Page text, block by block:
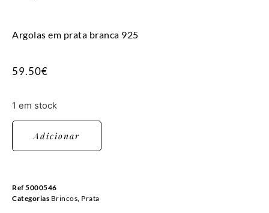
Argolas em prata branca 925
59.50€
1 em stock
Adicionar
Ref5000546
Categorias Brincos, Prata